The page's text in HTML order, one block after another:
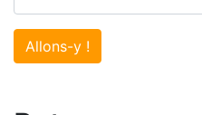
Allons-y !